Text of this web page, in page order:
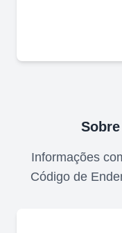
Informações
Código de